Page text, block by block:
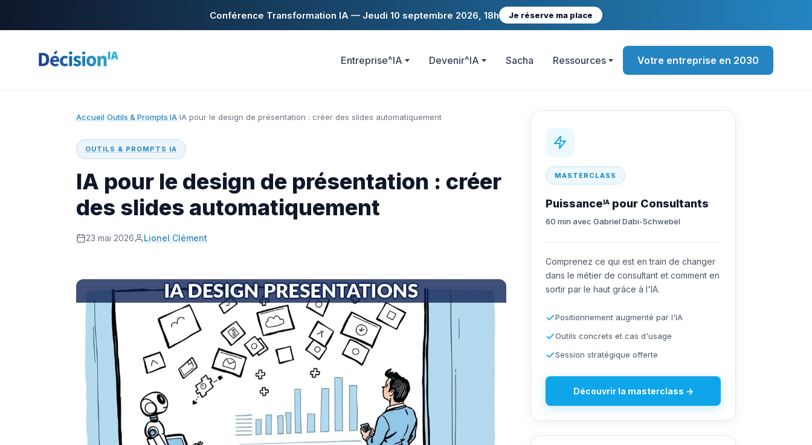
Conférence Transformation IA — Jeudi 10 septembre 2026, 18h Je réserve ma place
Entreprise^IA Devenir^IA Sacha Ressources Votre entreprise en 2030
Accueil›Outils & Prompts IA›IA pour le design de présentation : créer des slides automatiquement
OUTILS & PROMPTS IA
IA pour le design de présentation : créer
des slides automatiquement
23 mai 2026 Lionel Clément
MASTERCLASS
PuissanceIA pour Consultants
60 min avec Gabriel Dabi-Schwebel
Comprenez ce qui est en train de changer
dans le métier de consultant et comment en
sortir par le haut grâce à l'IA.
Positionnement augmenté par l'IA
Outils concrets et cas d'usage
Session stratégique offerte
Découvrir la masterclass →